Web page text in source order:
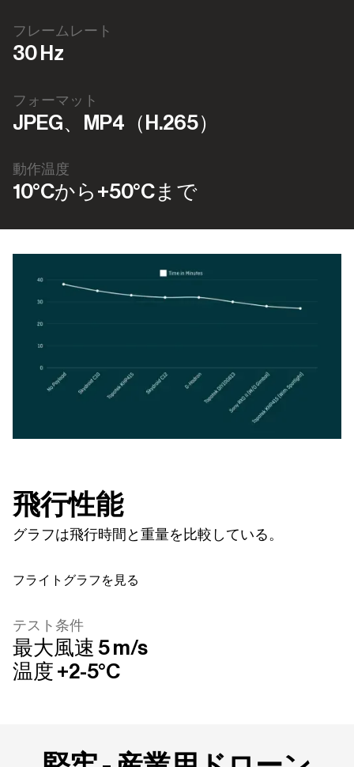
フレームレート
30 Hz
フォーマット
JPEG、MP4（H.265）
動作温度
10°Cから+50°Cまで
飛行性能
グラフは飛行時間と重量を比較している。
フライトグラフを見る
テスト条件
最大風速 5 m/s
温度 +2-5°C